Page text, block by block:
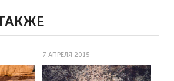
7 АПРЕЛЯ 2015